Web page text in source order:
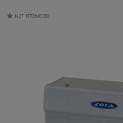
нет отзывов